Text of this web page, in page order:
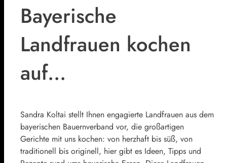
Bayerische
Landfrauen kochen
auf…
Sandra Koltai stellt Ihnen engagierte Landfrauen aus dem
bayerischen Bauernverband vor, die großartigen
Gerichte mit uns kochen: von herzhaft bis süß, von
traditionell bis originell, hier gibt es Ideen, Tipps und